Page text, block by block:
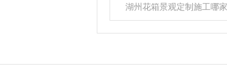
湖州花箱景观定制施工哪